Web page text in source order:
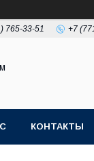
765-33-51 +7
КОНТАКТЫ